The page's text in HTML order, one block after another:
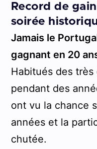
Record de
soirée
Jamais le
gagnant en 20
Habitués des
pendant des
ont vu la chance
années et la
chutée.